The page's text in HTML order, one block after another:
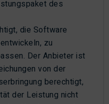
des
die Software
zu
Der Anbieter ist
von der
berechtigt,
der Leistung nicht